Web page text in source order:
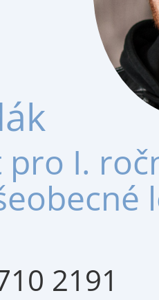
pro I.
2191